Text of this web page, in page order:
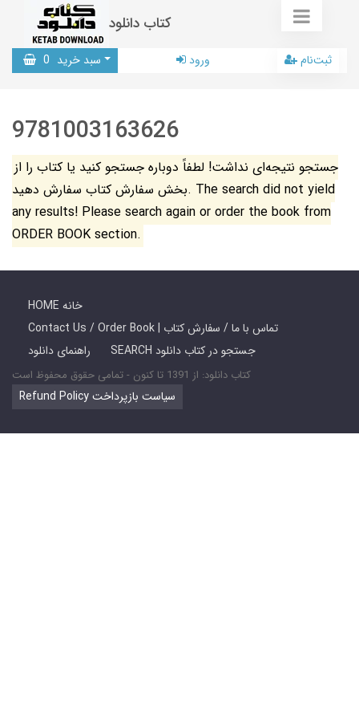
کتاب دانلود
سبد خرید 0 ورود ثبت‌نام
9781003163626
جستجو نتیجه‌ای نداشت! لطفاً دوباره جستجو کنید یا کتاب را از
بخش سفارش کتاب سفارش دهید. The search did not yield
any results! Please search again or order the book from
ORDER BOOK section.
HOME خانه
Contact Us / Order Book | تماس با ما / سفارش کتاب
راهنمای دانلود
SEARCH جستجو در کتاب دانلود
کتاب دانلود: از 1391 تا کنون - تمامی حقوق محفوظ است
Refund Policy سیاست بازپرداخت